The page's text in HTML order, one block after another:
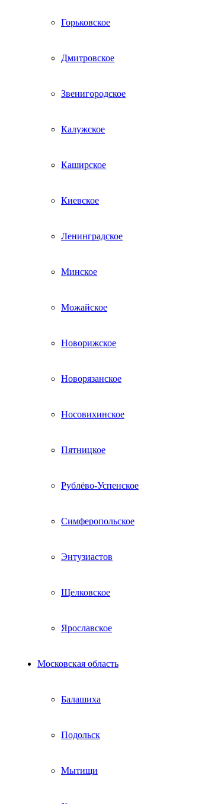
Горьковское
Дмитровское
Звенигородское
Калужское
Каширское
Киевское
Ленинградское
Минское
Можайское
Новорижское
Новорязанское
Носовихинское
Пятницкое
Рублёво-Успенское
Симферопольское
Энтузиастов
Щелковское
Ярославское
Московская область
Балашиха
Подольск
Мытищи